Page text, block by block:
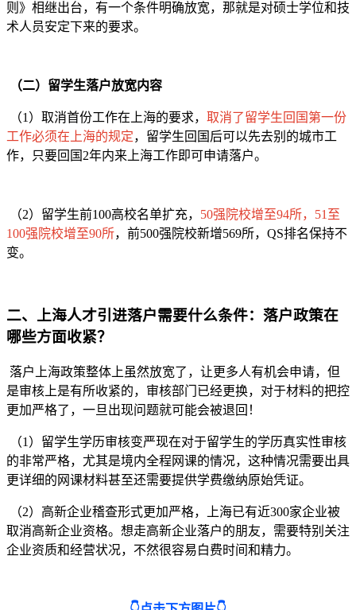
则》相继出台，有一个条件明确放宽，那就是对硕士学位和技
术人员安定下来的要求。
（二）留学生落户放宽内容
（1）取消首份工作在上海的要求， 取消了留学生回国第一份
工作必须在上海的规定，留学生回国后可以先去别的城市工
作，只要回国2年内来上海工作即可申请落户。
（2）留学生前100高校名单扩充， 50强院校增至94所，51至
100强院校增至90所，前500强院校新增569所，QS排名保持不
变。
二、上海人才引进落户需要什么条件：落户政策在
哪些方面收紧？
落户上海政策整体上虽然放宽了，让更多人有机会申请，但
是审核上是有所收紧的，审核部门已经更换，对于材料的把控
更加严格了，一旦出现问题就可能会被退回！
（1）留学生学历审核变严现在对于留学生的学历真实性审核
的非常严格，尤其是境内全程网课的情况，这种情况需要出具
更详细的网课材料甚至还需要提供学费缴纳原始凭证。
（2）高新企业稽查形式更加严格，上海已有近300家企业被
取消高新企业资格。想走高新企业落户的朋友，需要特别关注
企业资质和经营状况，不然很容易白费时间和精力。